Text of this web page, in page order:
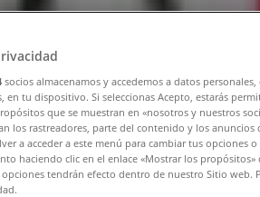
socios almacenamos y accedemos a datos
en tu dispositivo. Si seleccionas Acepto, estarás
que se muestran en «nosotros y nuestros
los rastreadores, parte del contenido y los anuncios
a acceder a este menú para cambiar tus opciones
haciendo clic en el enlace «Mostrar los propósitos»
tendrán efecto dentro de nuestro Sitio web.